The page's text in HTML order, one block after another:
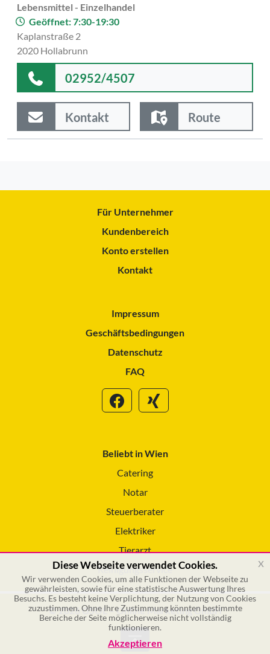
Lebensmittel - Einzelhandel
Geöffnet: 7:30-19:30
Kaplanstraße 2
2020 Hollabrunn
02952/4507
Kontakt Route
Für Unternehmer
Kundenbereich
Konto erstellen
Kontakt
Impressum
Geschäftsbedingungen
Datenschutz
FAQ
Beliebt in Wien
Catering
Notar
Steuerberater
Elektriker
Tierarzt
Reinigungsservice
© 2026 GSOL – Online Marketing GmbH
Diese Webseite verwendet Cookies.
Wir verwenden Cookies, um alle Funktionen der Webseite zu
gewährleisten, sowie für eine statistische Auswertung Ihres
Besuchs. Es besteht keine Verplichtung, der Nutzung von Cookies
zuzustimmen. Ohne Ihre Zustimmung könnten bestimmte
Bereiche der Seite möglicherweise nicht vollständig
funktionieren.
Akzeptieren
x